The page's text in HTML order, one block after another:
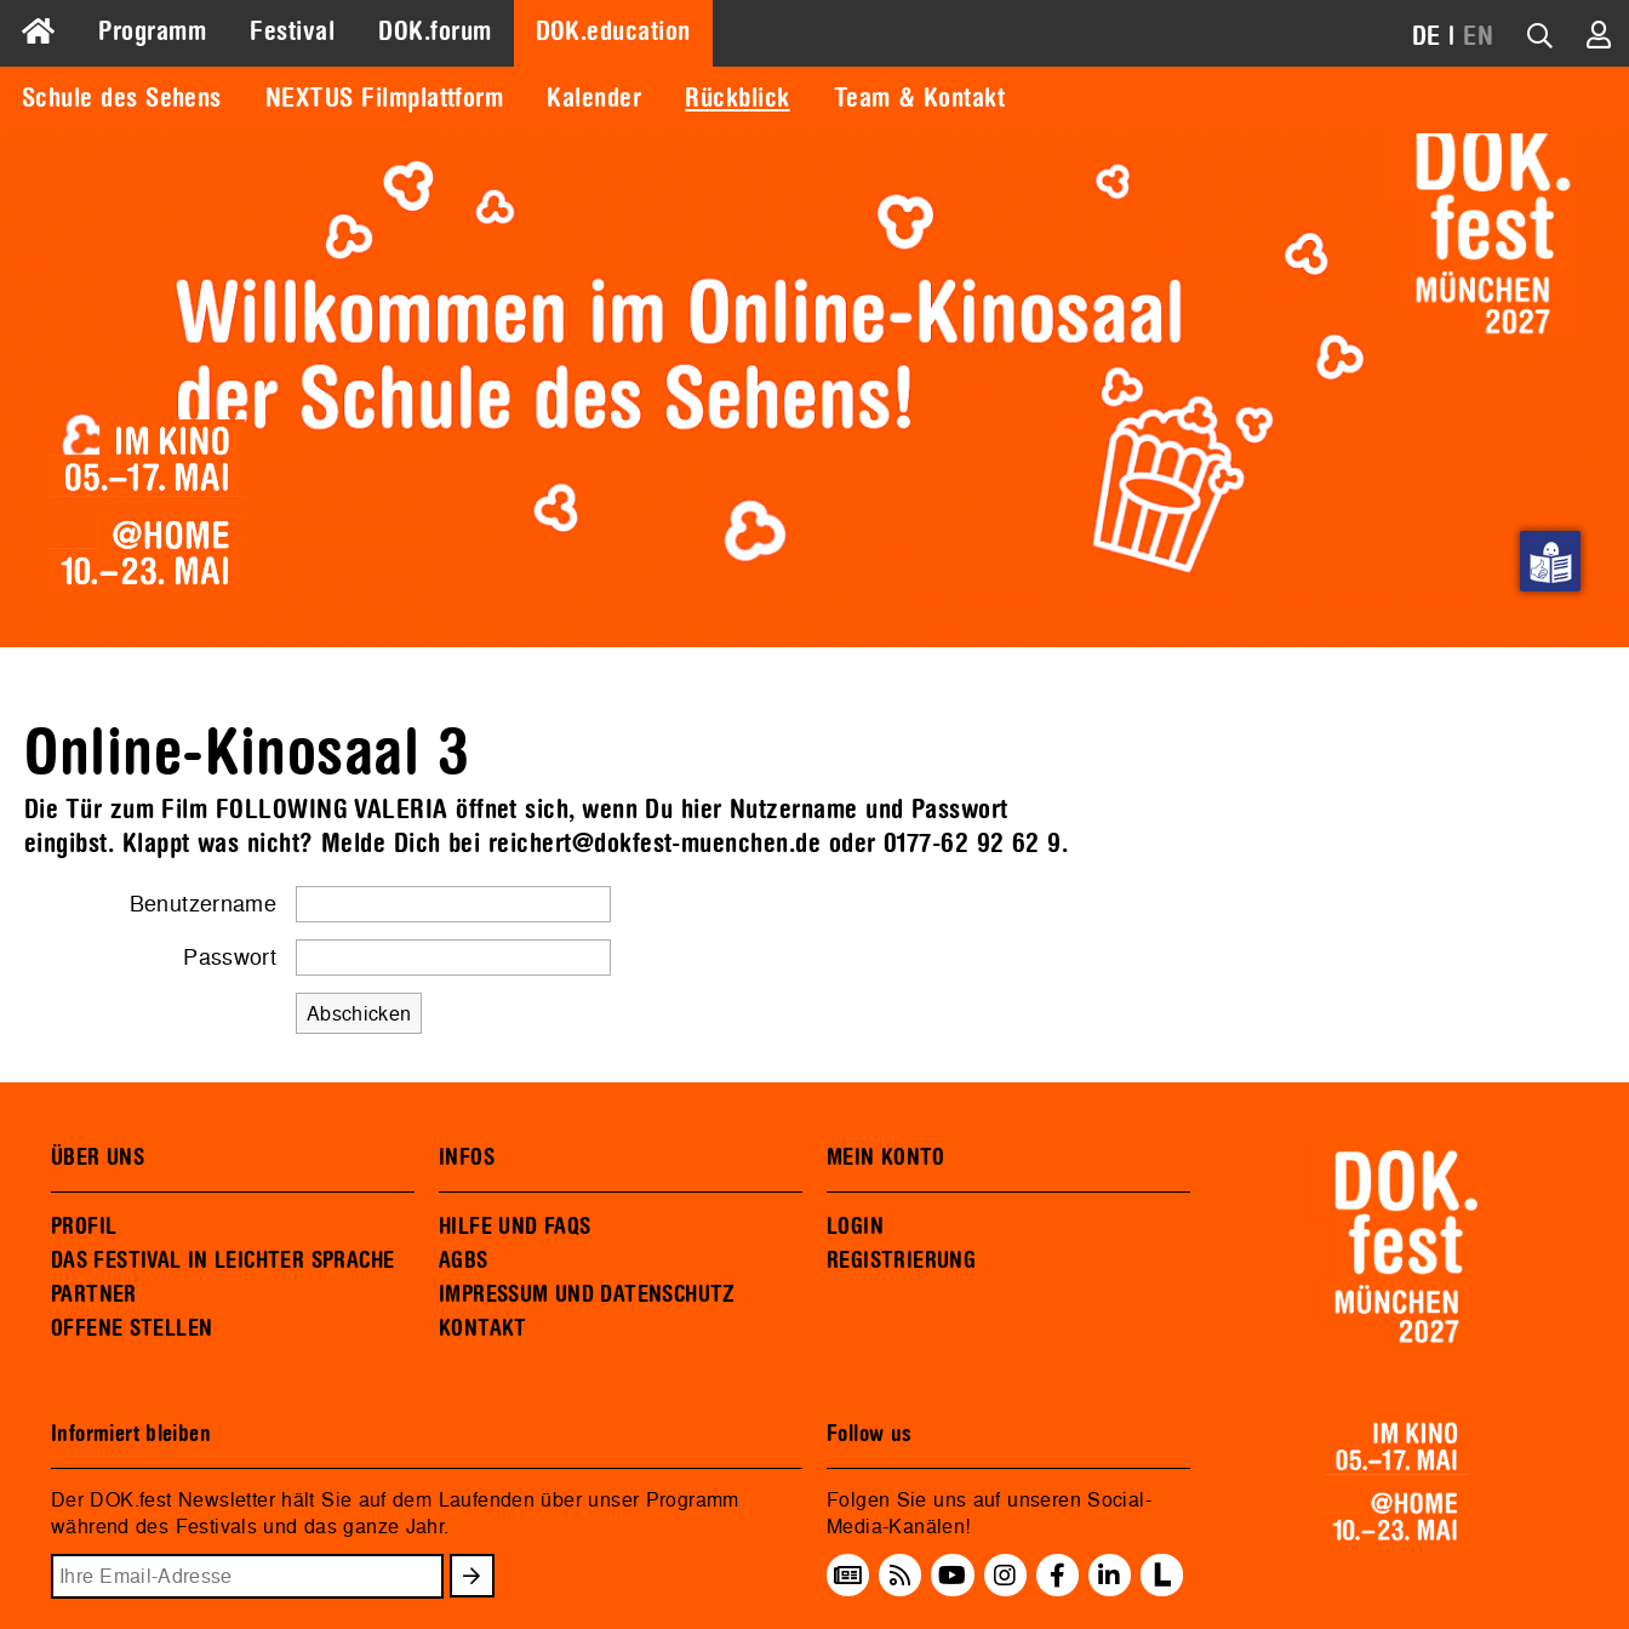
Programm Festival DOK.forum DOK.education
Schule des Sehens NEXTUS Filmplattform Kalender Rückblick Team & Kontakt
DE | EN
Online-Kinosaal 3
Die Tür zum Film FOLLOWING VALERIA öffnet sich, wenn Du hier Nutzername und Passwort
eingibst. Klappt was nicht? Melde Dich bei reichert@dokfest-muenchen.de oder 0177-62 92 62 9.
Benutzername
Passwort
ÜBER UNS
PROFIL
DAS FESTIVAL IN LEICHTER SPRACHE
PARTNER
OFFENE STELLEN
INFOS
HILFE UND FAQS
AGBS
IMPRESSUM UND DATENSCHUTZ
KONTAKT
MEIN KONTO
LOGIN
REGISTRIERUNG
Informiert bleiben
Der DOK.fest Newsletter hält Sie auf dem Laufenden über unser Programm
während des Festivals und das ganze Jahr.
Follow us
Folgen Sie uns auf unseren Social-
Media-Kanälen!